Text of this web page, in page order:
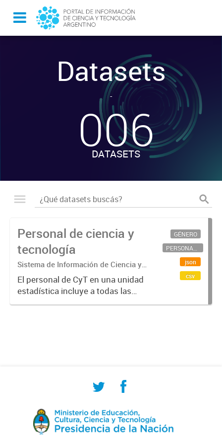
Datasets
-
006
DATASETS
Personal de ciencia y
tecnología
Sistema de Información de Ciencia y
Tecnología Argentino (SICYTAR)
El personal de CyT en una unidad
estadística incluye a todas las
personas involucradas
GÉNERO
PERSONAL CIENTÍFICO-TECNOLÓGICO
json
csv